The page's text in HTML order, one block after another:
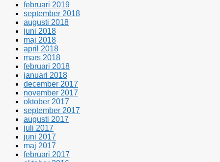
februari 2019
september 2018
augusti 2018
juni 2018
maj 2018
april 2018
mars 2018
februari 2018
januari 2018
december 2017
november 2017
oktober 2017
september 2017
augusti 2017
juli 2017
juni 2017
maj 2017
februari 2017